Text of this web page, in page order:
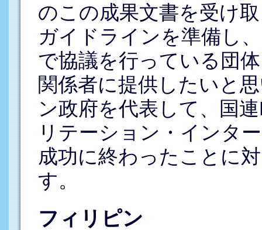
のこの成果文書を受け
ガイドラインを準備し
で協議を行っている団
関係者に提供したいと
ン政府を代表して、国
リテーション・インタ
成功に終わったことに
す。
フィリピン